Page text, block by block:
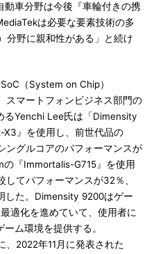
車分野は今後『車輪付きの携
は必要な要素技術の多
分野に親和性がある」と続け
（System on Chip）
スマートフォンビジネス部門の
るYenchi Lee氏は「Dimensity
』を使用し、前世代品の
ングルコアのパフォーマンスが
の『Immortalis-G715』を使用
てパフォーマンスが32％、
した。Dimensity 9200はゲー
適化を進めていて、使用者に
ム環境を提供する。
2022年11月に発表された